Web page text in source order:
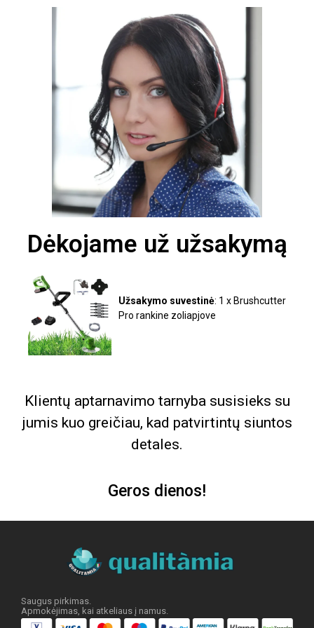
Dėkojame už užsakymą
Užsakymo suvestinė: 1 x Brushcutter
Pro rankine zoliapjove
Klientų aptarnavimo tarnyba susisieks su
jumis kuo greičiau, kad patvirtintų siuntos
detales.
Geros dienos!
Saugus pirkimas.
Apmokėjimas, kai atkeliaus į namus.